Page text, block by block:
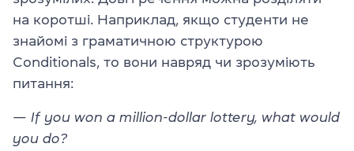
на коротші. Наприклад, якщо студенти не
знайомі з граматичною структурою
Conditionals, то вони навряд чи зрозуміють
питання:
— If you won a million-dollar lottery, what would
you do?